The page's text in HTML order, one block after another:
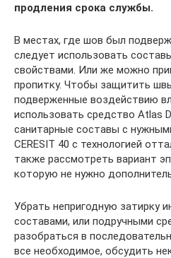
продления срока службы.
В местах, где шов был
следует использовать
свойствами. Или же можно
пропитку. Чтобы защитить
подверженные воздействию
использовать средство Atlas
санитарные составы с
CERESIT 40 с технологией
также рассмотреть вариант
которую не нужно
Убрать непригодную затирку
составами, или подручными
разобраться в
все необходимое, обсудить